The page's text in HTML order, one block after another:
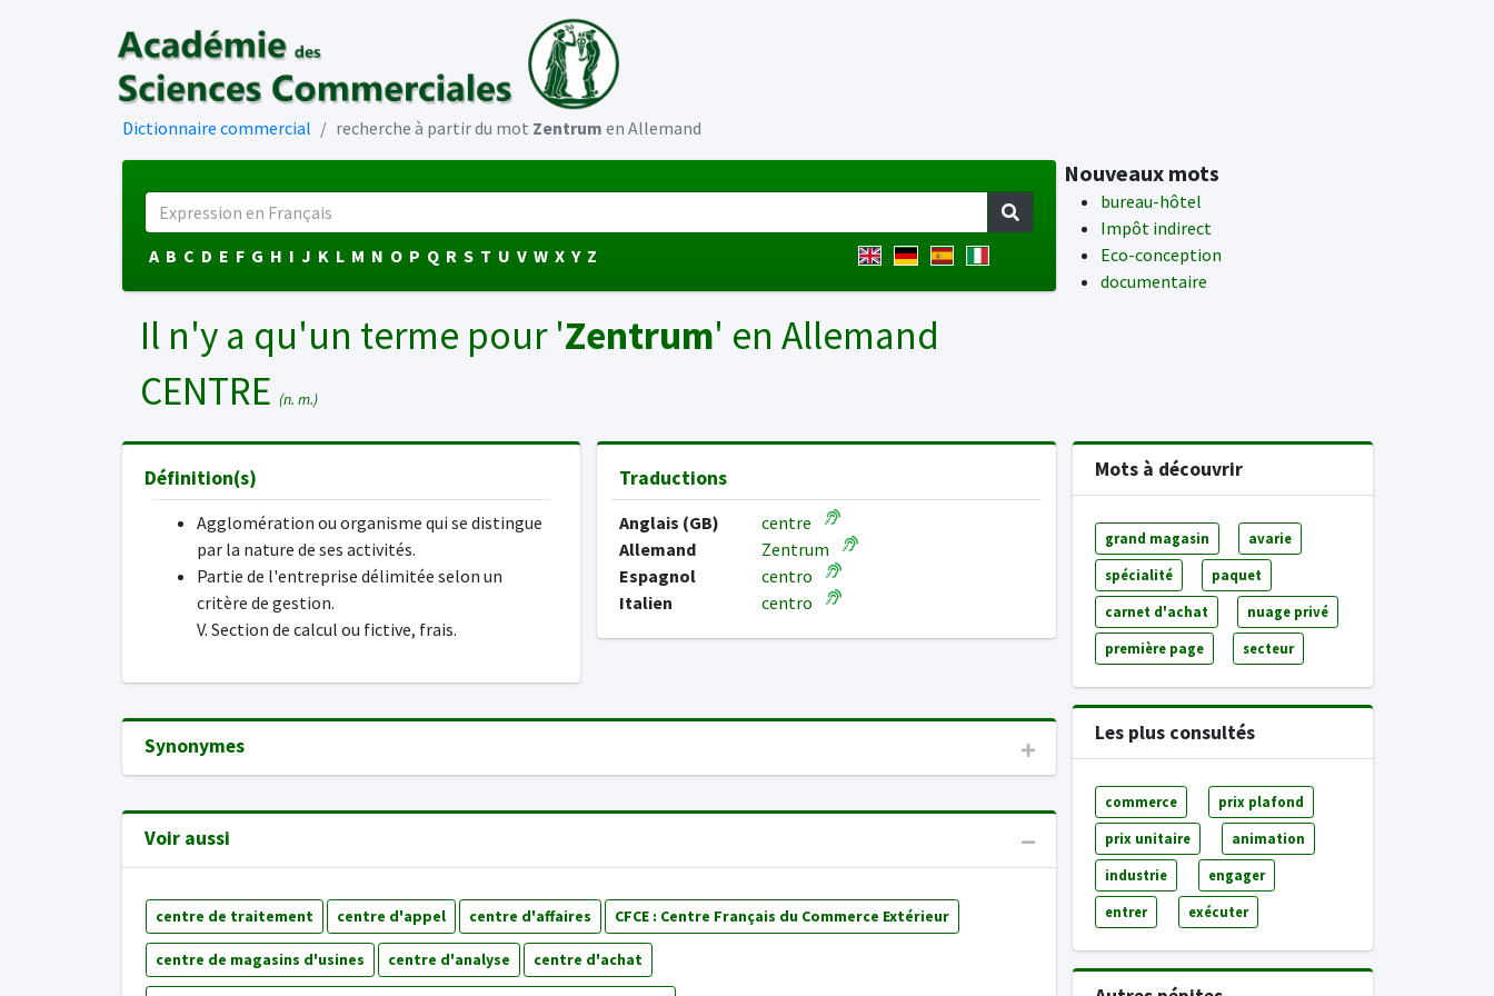
Dictionnaire commercial recherche à partir du mot Zentrum en Allemand
A B C D E F G H I J K L M N O P Q R S T U V W X Y Z
Nouveaux mots
bureau-hôtel
Impôt indirect
Eco-conception
documentaire
Il n'y a qu'un terme pour 'Zentrum' en Allemand
CENTRE (n. m.)
Définition(s)
Agglomération ou organisme qui se distingue
par la nature de ses activités.
Partie de l'entreprise délimitée selon un
critère de gestion.
V. Section de calcul ou fictive, frais.
Traductions
Anglais (GB)
centre
Allemand
Zentrum
Espagnol
centro
Italien
centro
Synonymes
Voir aussi
centre de traitement centre d'appel centre d'affaires CFCE : Centre Français du Commerce Extérieur
centre de magasins d'usines centre d'analyse centre d'achat
Mots à découvrir
grand magasin avarie
spécialité paquet
carnet d'achat nuage privé
première page secteur
Les plus consultés
commerce prix plafond
prix unitaire animation
industrie engager
entrer exécuter